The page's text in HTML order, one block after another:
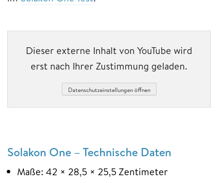
Dieser externe Inhalt von YouTube wird
erst nach Ihrer Zustimmung geladen.
Datenschutzeinstellungen öffnen
Solakon One – Technische Daten
Maße: 42 × 28,5 × 25,5 Zentimeter